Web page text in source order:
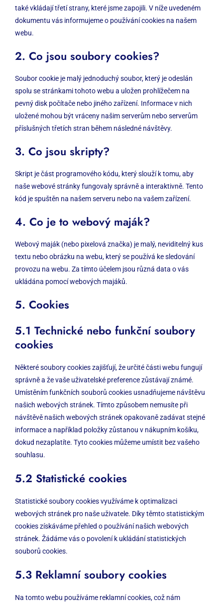
také vkládají třetí strany, které jsme zapojili. V níže uvedeném
dokumentu vás informujeme o používání cookies na našem
webu.
2. Co jsou soubory cookies?
Soubor cookie je malý jednoduchý soubor, který je odeslán
spolu se stránkami tohoto webu a uložen prohlížečem na
pevný disk počítače nebo jiného zařízení. Informace v nich
uložené mohou být vráceny našim serverům nebo serverům
příslušných třetích stran během následné návštěvy.
3. Co jsou skripty?
Skript je část programového kódu, který slouží k tomu, aby
naše webové stránky fungovaly správně a interaktivně. Tento
kód je spuštěn na našem serveru nebo na vašem zařízení.
4. Co je to webový maják?
Webový maják (nebo pixelová značka) je malý, neviditelný kus
textu nebo obrázku na webu, který se používá ke sledování
provozu na webu. Za tímto účelem jsou různá data o vás
ukládána pomocí webových majáků.
5. Cookies
5.1 Technické nebo funkční soubory
cookies
Některé soubory cookies zajišťují, že určité části webu fungují
správně a že vaše uživatelské preference zůstávají známé.
Umístěním funkčních souborů cookies usnadňujeme návštěvu
našich webových stránek. Tímto způsobem nemusíte při
návštěvě našich webových stránek opakovaně zadávat stejné
informace a například položky zůstanou v nákupním košíku,
dokud nezaplatíte. Tyto cookies můžeme umístit bez vašeho
souhlasu.
5.2 Statistické cookies
Statistické soubory cookies využíváme k optimalizaci
webových stránek pro naše uživatele. Díky těmto statistickým
cookies získáváme přehled o používání našich webových
stránek. Žádáme vás o povolení k ukládání statistických
souborů cookies.
5.3 Reklamní soubory cookies
Na tomto webu používáme reklamní cookies, což nám